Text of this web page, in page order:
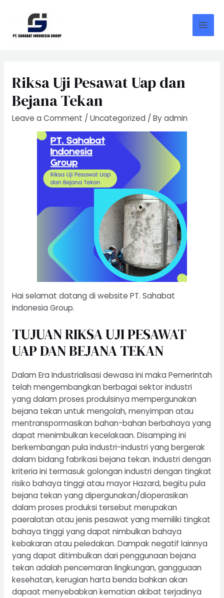
content
Riksa Uji Pesawat Uap dan
Bejana Tekan
Leave a Comment / Uncategorized / Byadmin
Hai selamat datang di website PT. Sahabat
Indonesia Group.
TUJUAN RIKSA UJI PESAWAT
UAP DAN BEJANA TEKAN
Dalam Era Industrialisasi dewasa ini maka Pemerintah
telah mengembangkan berbagai sektor industri
yang dalam proses produlsinya mempergunakan
bejana tekan untuk mengolah, menyimpan atau
mentranspormasikan bahan-bahan berbahaya yang
dapat menimbulkan kecelakaan. Disamping ini
berkembangan pula industri-industri yang bergerak
dalam bidang fabrikasi bejana tekan. Industri dengan
kriteria ini termasuk golongan industri dengan tingkat
risiko bahaya tinggi atau mayor Hazard, begitu pula
bejana tekan yang dipergunakan/dioperasikan
dalam proses produksi tersebut merupakan
paeralatan atau jenis pesawat yang memiliki tingkat
bahaya tinggi yang dapat nimbulkan bahaya
kebakaran atau peledakan. Dampak negatif lainnya
yang dapat ditimbulkan dari penggunaan bejana
tekan adalah pencemaran lingkungan, gangguaan
kesehatan, kerugian harta benda bahkan akan
dapaat menyebabkan kematian akibat terjadinya